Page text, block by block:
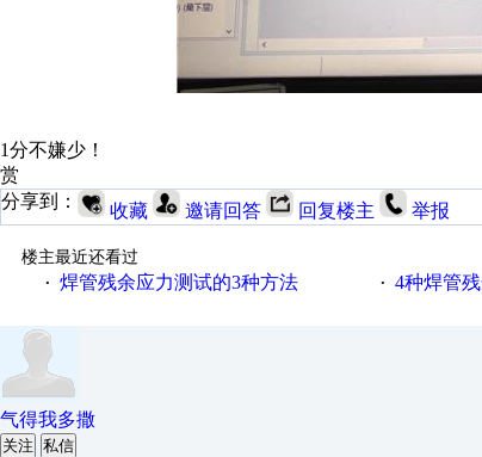
1分不嫌少！
赏
分享到：
收藏 邀请回答 回复楼主 举报
楼主最近还看过
· 焊管残余应力测试的3种方法 · 4种焊管
气得我多撒
关注 私信